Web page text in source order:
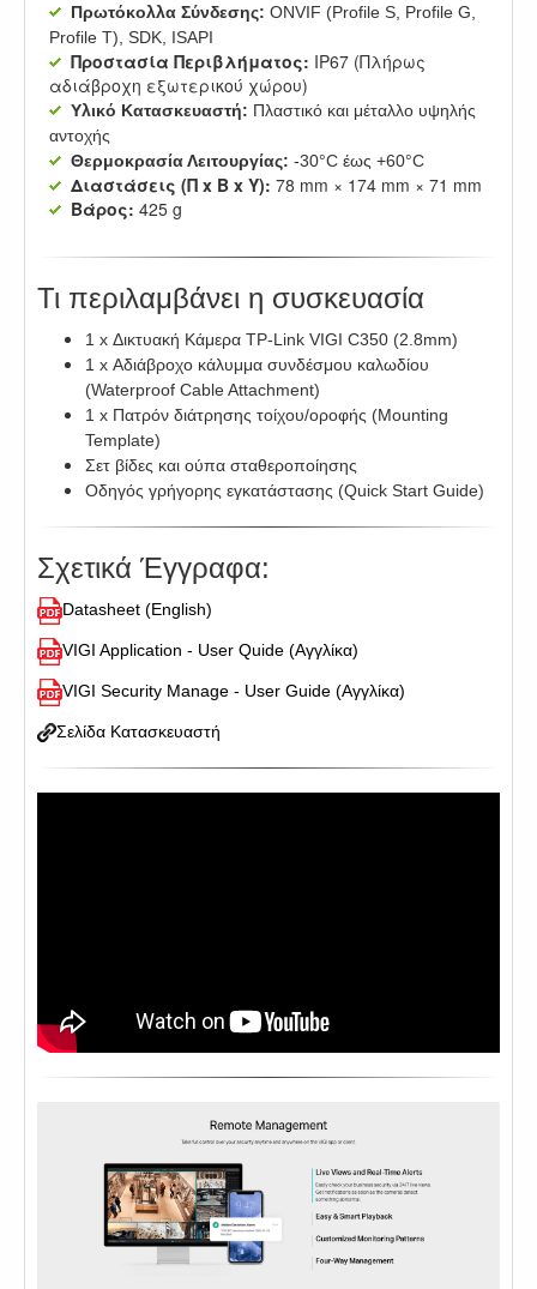
Πρωτόκολλα Σύνδεσης: ONVIF (Profile S, Profile G,
Profile T), SDK, ISAPI
Προστασία Περιβλήματος: IP67 (Πλήρως
αδιάβροχη εξωτερικού χώρου)
Υλικό Κατασκευαστή: Πλαστικό και μέταλλο υψηλής
αντοχής
Θερμοκρασία Λειτουργίας: -30°C έως +60°C
Διαστάσεις (Π x Β x Υ): 78 mm × 174 mm × 71 mm
Βάρος: 425 g
Τι περιλαμβάνει η συσκευασία
1 x Δικτυακή Κάμερα TP-Link VIGI C350 (2.8mm)
1 x Αδιάβροχο κάλυμμα συνδέσμου καλωδίου
(Waterproof Cable Attachment)
1 x Πατρόν διάτρησης τοίχου/οροφής (Mounting
Template)
Σετ βίδες και ούπα σταθεροποίησης
Οδηγός γρήγορης εγκατάστασης (Quick Start Guide)
Σχετικά Έγγραφα:
Datasheet (English)
VIGI Application - User Quide (Αγγλίκα)
VIGI Security Manage - User Guide (Αγγλίκα)
Σελίδα Κατασκευαστή